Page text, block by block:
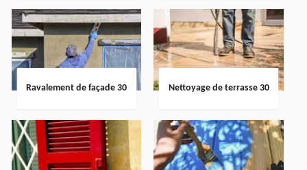
Ravalement de façade 30 Nettoyage de terrasse 30